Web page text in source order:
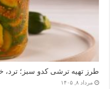
طرز تهیه ترشی کدو سبز؛
مرداد ۸, ۱۴۰۵